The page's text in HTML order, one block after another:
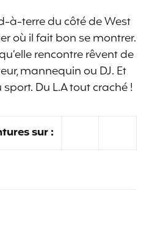
à-terre du côté de West
où il fait bon se montrer.
rencontre rêvent de
mannequin ou DJ. Et
Du L.A tout craché !
sur :